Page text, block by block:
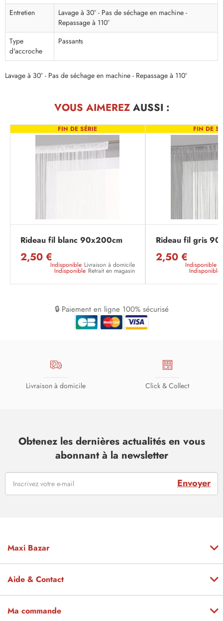
Entretien
Lavage à 30° - Pas de séchage en machine -
Repassage à 110°
Type
d'accroche
Passants
Lavage à 30° - Pas de séchage en machine - Repassage à 110°
VOUS AIMEREZAUSSI :
FIN DE SÉRIE
Rideau fil blanc 90x200cm
2,50 €
Indisponible Livraison à domicile
Indisponible Retrait en magasin
FIN DE
Rideau fil gris
2,50 €
Indisponible
Indisponible
🔒 Paiement en ligne 100% sécurisé
Livraison à domicile Click & Collect
Obtenez les dernières actualités en vous
abonnant à la newsletter
Envoyer
Maxi Bazar
Aide & Contact
Ma commande